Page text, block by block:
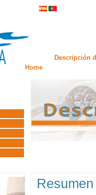
Home
Descripción
Resumen